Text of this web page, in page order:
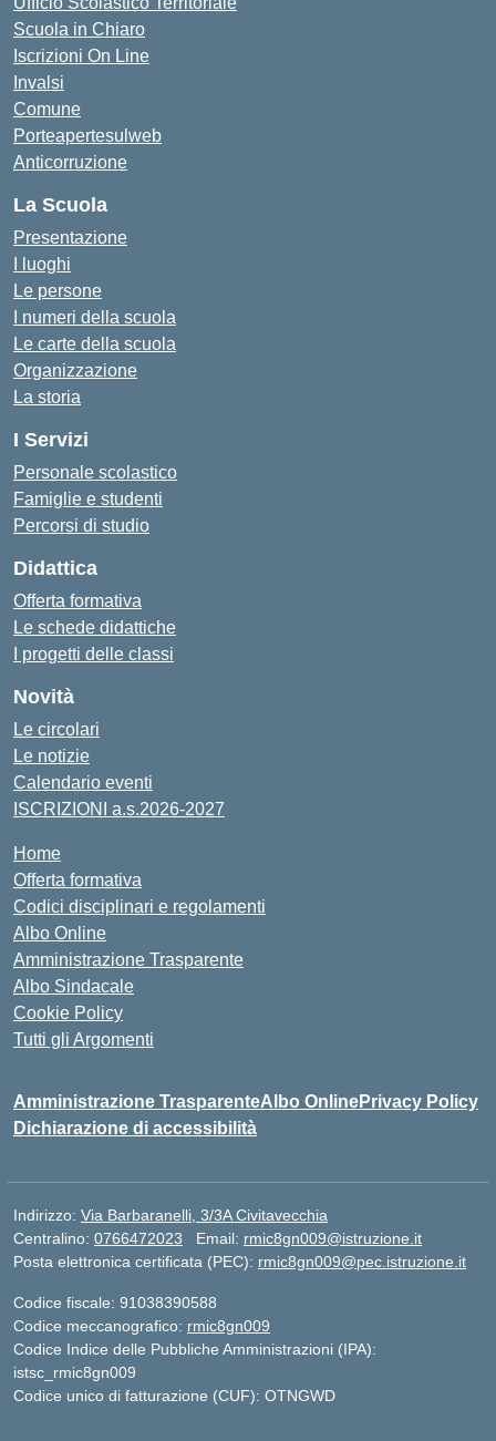
Scuola in Chiaro
Iscrizioni On Line
Invalsi
Comune
Porteapertesulweb
Anticorruzione
La Scuola
Presentazione
I luoghi
Le persone
I numeri della scuola
Le carte della scuola
Organizzazione
La storia
I Servizi
Personale scolastico
Famiglie e studenti
Percorsi di studio
Didattica
Offerta formativa
Le schede didattiche
I progetti delle classi
Novità
Le circolari
Le notizie
Calendario eventi
ISCRIZIONI a.s.2026-2027
Home
Offerta formativa
Codici disciplinari e regolamenti
Albo Online
Amministrazione Trasparente
Albo Sindacale
Cookie Policy
Tutti gli Argomenti
Amministrazione TrasparenteAlbo OnlinePrivacy Policy
Dichiarazione di accessibilità
Indirizzo: Via Barbaranelli, 3/3A Civitavecchia
Centralino: 0766472023 Email: rmic8gn009@istruzione.it
Posta elettronica certificata (PEC): rmic8gn009@pec.istruzione.it
Codice fiscale: 91038390588
Codice meccanografico: rmic8gn009
Codice Indice delle Pubbliche Amministrazioni (IPA):
istsc_rmic8gn009
Codice unico di fatturazione (CUF): OTNGWD